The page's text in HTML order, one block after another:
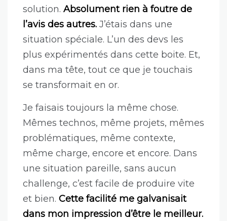
solution. Absolument rien à foutre de
l’avis des autres. J’étais dans une
situation spéciale. L’un des devs les
plus expérimentés dans cette boite. Et,
dans ma tête, tout ce que je touchais
se transformait en or.
Je faisais toujours la même chose.
Mêmes technos, même projets, mêmes
problématiques, même contexte,
même charge, encore et encore. Dans
une situation pareille, sans aucun
challenge, c’est facile de produire vite
et bien. Cette facilité me galvanisait
dans mon impression d’être le meilleur.